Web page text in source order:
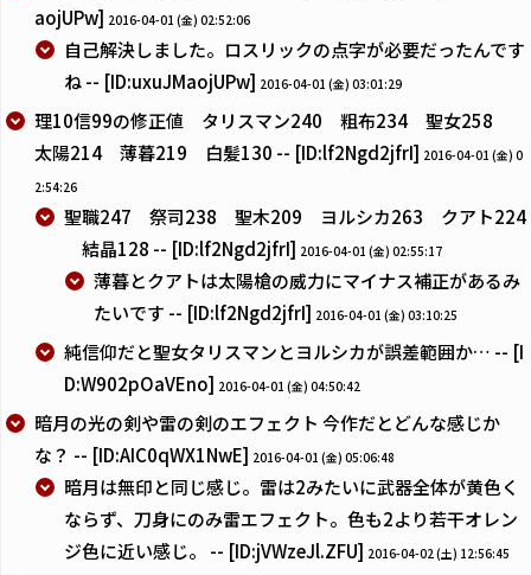
aojUPw] 2016-04-01 (金) 02:52:06
自己解決しました。ロスリックの点字が必要だったんです
ね -- [ID:uxuJMaojUPw] 2016-04-01 (金) 03:01:29
理10信99の修正値 タリスマン240 粗布234 聖女258
太陽214 薄暮219 白髪130 -- [ID:lf2Ngd2jfrI] 2016-04-01 (金) 0
2:54:26
聖職247 祭司238 聖木209 ヨルシカ263 クアト224
結晶128 -- [ID:lf2Ngd2jfrI] 2016-04-01 (金) 02:55:17
薄暮とクアトは太陽槍の威力にマイナス補正があるみ
たいです -- [ID:lf2Ngd2jfrI] 2016-04-01 (金) 03:10:25
純信仰だと聖女タリスマンとヨルシカが誤差範囲か… -- [I
D:W902pOaVEno] 2016-04-01 (金) 04:50:42
暗月の光の剣や雷の剣のエフェクト 今作だとどんな感じか
な？ -- [ID:AIC0qWX1NwE] 2016-04-01 (金) 05:06:48
暗月は無印と同じ感じ。雷は2みたいに武器全体が黄色く
ならず、刀身にのみ雷エフェクト。色も2より若干オレン
ジ色に近い感じ。 -- [ID:jVWzeJl.ZFU] 2016-04-02 (土) 12:56:45